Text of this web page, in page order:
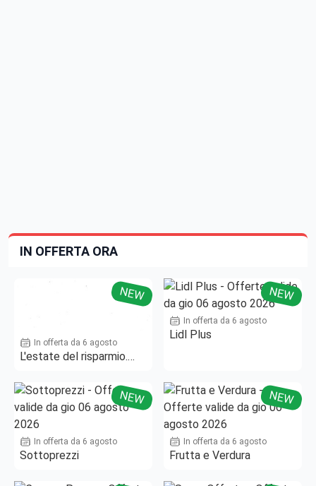
IN OFFERTA ORA
NEW
In offerta da 6 agosto
L'estate del risparmio.
NEW
In offerta da 6 agosto
Lidl Plus
NEW
In offerta da 6 agosto
Sottoprezzi
NEW
In offerta da 6 agosto
Frutta e Verdura